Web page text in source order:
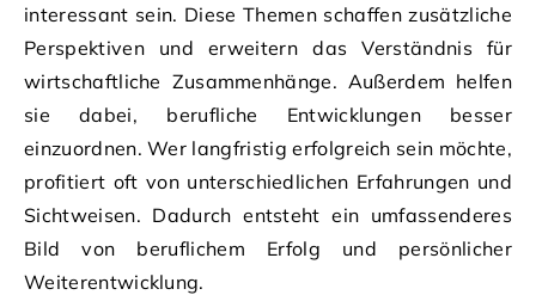
interessant sein. Diese Themen schaffen zusätzliche
Perspektiven und erweitern das Verständnis für
wirtschaftliche Zusammenhänge. Außerdem helfen
sie dabei, berufliche Entwicklungen besser
einzuordnen. Wer langfristig erfolgreich sein möchte,
profitiert oft von unterschiedlichen Erfahrungen und
Sichtweisen. Dadurch entsteht ein umfassenderes
Bild von beruflichem Erfolg und persönlicher
Weiterentwicklung.